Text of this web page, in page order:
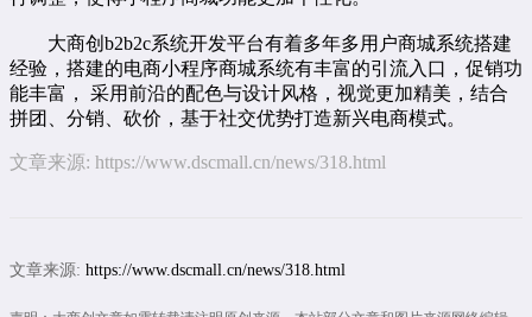
大商创 b2b2c系统开发平台有着多年多用户商城系统搭建
经验，搭建的电商小程序商城系统有丰富的引流入口，促销功
能丰富， 采用前沿的配色与设计风格，视觉更加精美，结合
拼团、分销、砍价，基于社交优势打造新兴电商模式。
文章来源: https://www.dscmall.cn/news/318.html
文章来源: https://www.dscmall.cn/news/318.html